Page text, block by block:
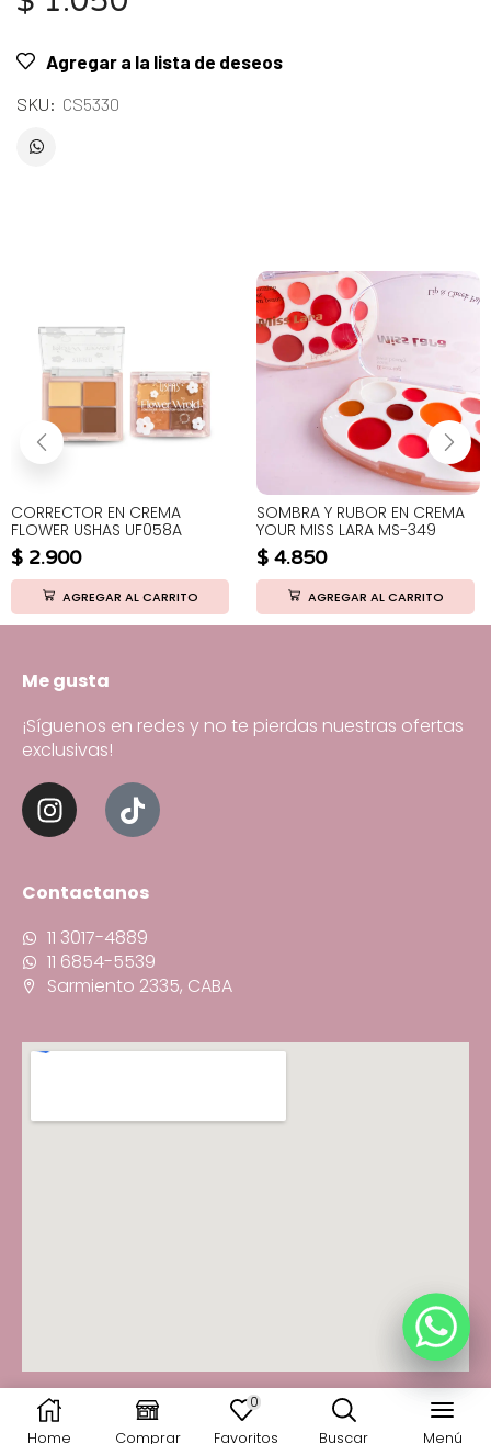
Agregar a la lista de deseos
SKU: CS5330
CORRECTOR EN CREMA
FLOWER USHAS UF058A
$ 2.900
AGREGAR AL CARRITO
SOMBRA Y RUBOR EN CREMA
YOUR MISS LARA MS-349
$ 4.850
AGREGAR AL CARRITO
Home Comprar
0
Favoritos
Buscar Menú
Me gusta
¡Síguenos en redes y no te pierdas nuestras ofertas
exclusivas!
Contactanos
11 3017-4889
11 6854-5539
Sarmiento 2335, CABA
© 2025 Fancy You · Todos los derechos reservados